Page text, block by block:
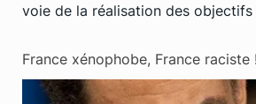
voie de la réalisation des objectifs
France xénophobe, France raciste !